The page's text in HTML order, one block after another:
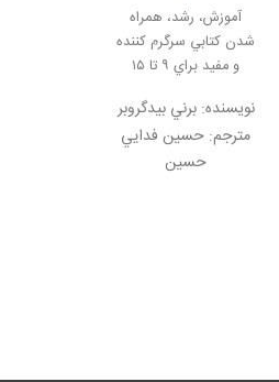
آموزش، رشد، همراه
شدن كتابي سرگرم كننده
و مفيد براي ۹ تا ۱۵
نویسنده:برني بيدگروبر
مترجم: حسين فدايي
حسين